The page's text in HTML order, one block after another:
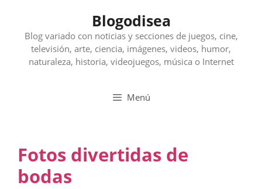
contenido
Blogodisea
Blog variado con noticias y secciones de juegos, cine,
televisión, arte, ciencia, imágenes, videos, humor,
naturaleza, historia, videojuegos, música o Internet
Menú
Fotos divertidas de
bodas